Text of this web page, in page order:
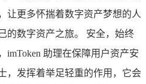
让更多怀揣着数字资产梦想的人
的数字资产之旅。 安全，始终
imToken 助理在保障用户资产安
，发挥着举足轻重的作用，它会